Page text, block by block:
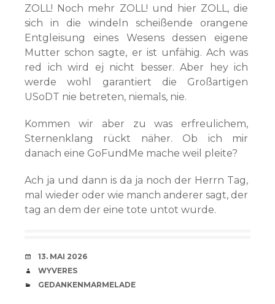
ZOLL! Noch mehr ZOLL! und hier ZOLL, die
sich in die windeln scheißende orangene
Entgleisung eines Wesens dessen eigene
Mutter schon sagte, er ist unfähig. Ach was
red ich wird ej nicht besser. Aber hey ich
werde wohl garantiert die Großartigen
USoDT nie betreten, niemals, nie.
Kommen wir aber zu was erfreulichem,
Sternenklang rückt näher. Ob ich mir
danach eine GoFundMe mache weil pleite?
Ach ja und dann is da ja noch der Herrn Tag,
mal wieder oder wie manch anderer sagt, der
tag an dem der eine tote untot wurde.
VERABREDUNG
13. MAI 2026
VERFASSER
WYVERES
CATEGORIES
GEDANKENMARMELADE